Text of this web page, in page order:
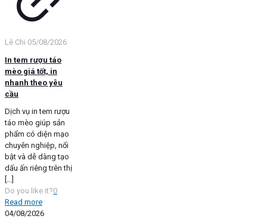
Lê Chi 05/08/2026
In tem rượu táo
mèo giá tốt, in
nhanh theo yêu
cầu
Dịch vụ in tem rượu
táo mèo giúp sản
phẩm có diện mạo
chuyên nghiệp, nổi
bật và dễ dàng tạo
dấu ấn riêng trên thị
[…]
Do you like it?0
Read more
04/08/2026